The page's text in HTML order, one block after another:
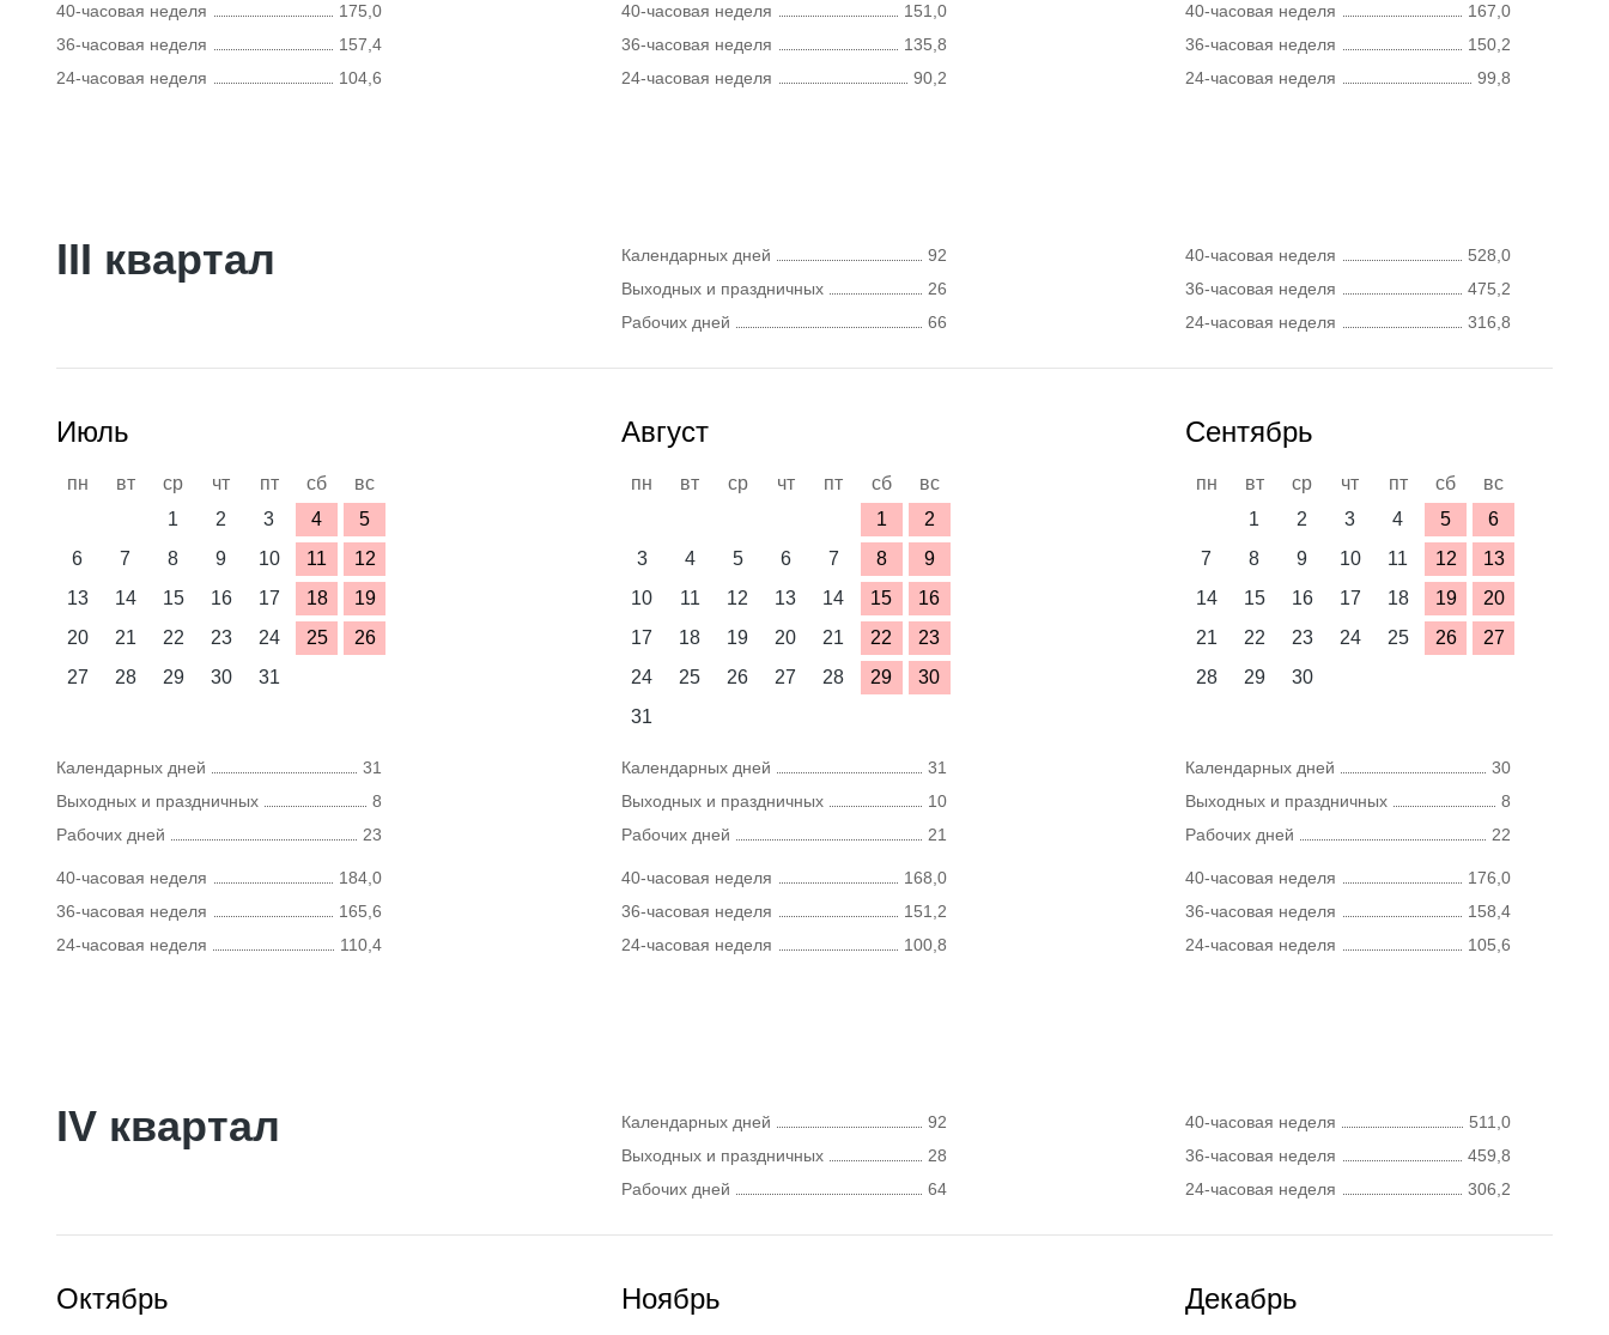
40-часовая неделя
175,0
36-часовая неделя
157,4
24-часовая неделя
104,6
40-часовая неделя
151,0
36-часовая неделя
135,8
24-часовая неделя
90,2
40-часовая неделя
167,0
36-часовая неделя
150,2
24-часовая неделя
99,8
III квартал Календарных дней
92
Выходных и праздничных
26
Рабочих дней
66
40-часовая неделя
528,0
36-часовая неделя
475,2
24-часовая неделя
316,8
Июль
пн вт ср чт пт сб
вс
1
2 3 4
5
6
7 8 9 10 11
12
13
14 15 16 17 18
19
20
21 22 23 24 25
26
27
28 29 30 31
Календарных дней
31
Выходных и праздничных
8
Рабочих дней
23
40-часовая неделя
184,0
36-часовая неделя
165,6
24-часовая неделя
110,4
Август
пн вт ср чт пт сб
вс
1
2
3
4 5 6 7 8
9
10
11 12 13 14 15
16
17
18 19 20 21 22
23
24
25 26 27 28 29
30
31
Календарных дней
31
Выходных и праздничных
10
Рабочих дней
21
40-часовая неделя
168,0
36-часовая неделя
151,2
24-часовая неделя
100,8
Сентябрь
пн вт ср чт пт сб
вс
1
2 3 4 5
6
7
8 9 10 11 12
13
14
15 16 17 18 19
20
21
22 23 24 25 26
27
28
29 30
Календарных дней
30
Выходных и праздничных
8
Рабочих дней
22
40-часовая неделя
176,0
36-часовая неделя
158,4
24-часовая неделя
105,6
IV квартал Календарных дней
92
Выходных и праздничных
28
Рабочих дней
64
40-часовая неделя
511,0
36-часовая неделя
459,8
24-часовая неделя
306,2
Октябрь Ноябрь Декабрь